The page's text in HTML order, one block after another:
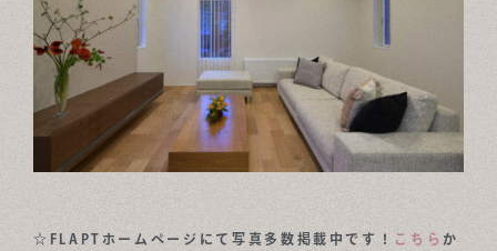
☆FLAPTホームページにて写真多数掲載中です！ こちら か